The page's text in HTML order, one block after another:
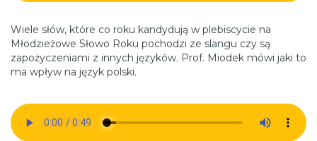
Wiele słów, które co roku kandydują w plebiscycie na
Młodzieżowe Słowo Roku pochodzi ze slangu czy są
zapożyczeniami z innych języków. Prof. Miodek mówi jaki to
ma wpływ na język polski.